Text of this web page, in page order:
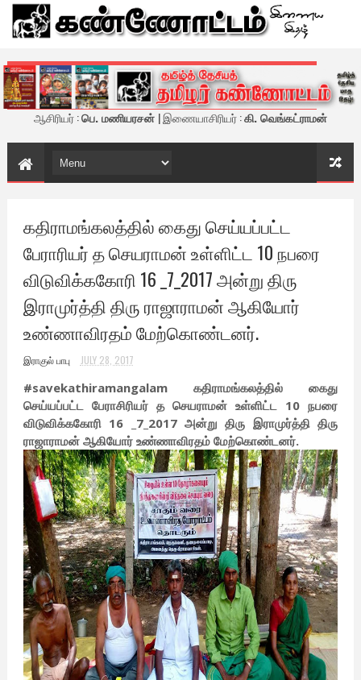
கண்ணோட்டம் - இணைய இதழ்
ஆசிரியர் :பெ. மணியரசன் | இணையாசிரியர் :கி. வெங்கட்ராமன்
கதிராமங்கலத்தில் கைது செய்யப்பட்ட
பேராரியர் த செயராமன் உள்ளிட்ட 10 நபரை
விடுவிக்ககோரி 16 _7_2017 அன்று திரு
இராமுர்த்தி திரு ராஜாராமன் ஆகியோர்
உண்ணாவிரதம் மேற்கொண்டனர்.
இராகுல் பாபு JULY 28, 2017
#savekathiramangalam கதிராமங்கலத்தில் கைது
செய்யப்பட்ட பேராசிரியர் த செயராமன் உள்ளிட்ட 10 நபரை
விடுவிக்ககோரி 16 _7_2017 அன்று திரு இராமுர்த்தி திரு
ராஜாராமன் ஆகியோர் உண்ணாவிரதம் மேற்கொண்டனர்.